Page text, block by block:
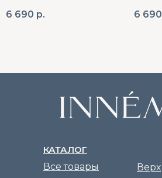
6 690 р. 6 690
КАТАЛОГ
Все товары
Верх